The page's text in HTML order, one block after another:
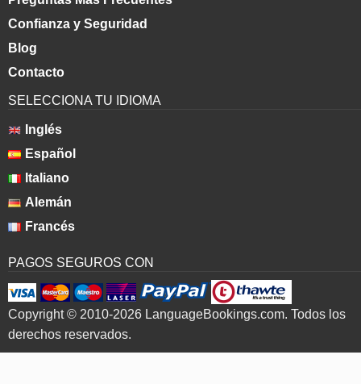
Confianza y Seguridad
Blog
Contacto
SELECCIONA TU IDIOMA
Inglés
Español
Italiano
Alemán
Francés
PAGOS SEGUROS CON
Copyright © 2010-2026 LanguageBookings.com. Todos los
derechos reservados.